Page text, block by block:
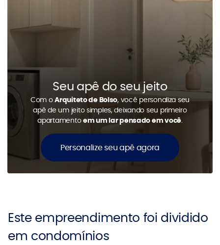
Seu apê do seu jeito
Com oArquiteto de Bolso, você personaliza seu
apê de um jeito simples, deixando seu primeiro
apartamentoem um lar pensado em você.
Personalize seu apê agora
Este empreendimento foi dividido
em condomínios